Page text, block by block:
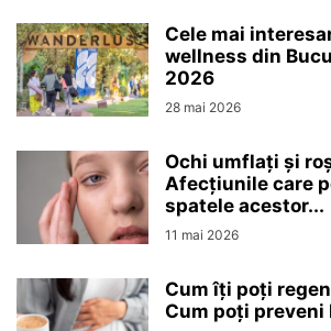
Cele mai
wellness din
2026
28 mai 2026
Ochi umflați și
Afecțiunile care
spatele acestor...
11 mai 2026
Cum îți poți
Cum poți preveni